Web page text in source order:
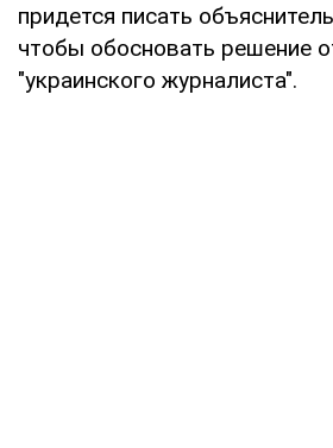
придется писать
чтобы обосновать решение
"украинского журналиста".